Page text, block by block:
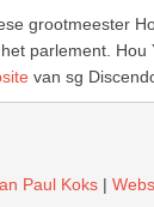
grootmeester
parlement.
van sg
Paul Koks |